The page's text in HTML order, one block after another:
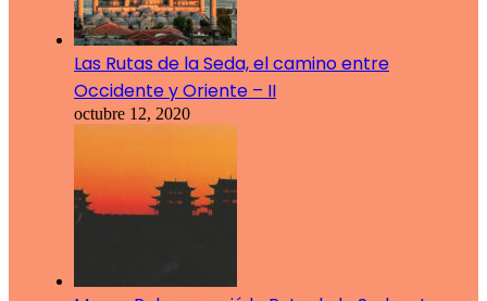
Las Rutas de la Seda, el camino entre
Occidente y Oriente – II
octubre 12, 2020